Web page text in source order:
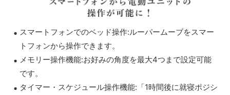
スマートフォンでのベッド操作:ルーパームーブをスマー
トフォンから操作できます。
メモリー操作機能:お好みの角度を最大4つまで設定可能
です。
タイマー・スケジュール操作機能:「1時間後に就寝ポジシ